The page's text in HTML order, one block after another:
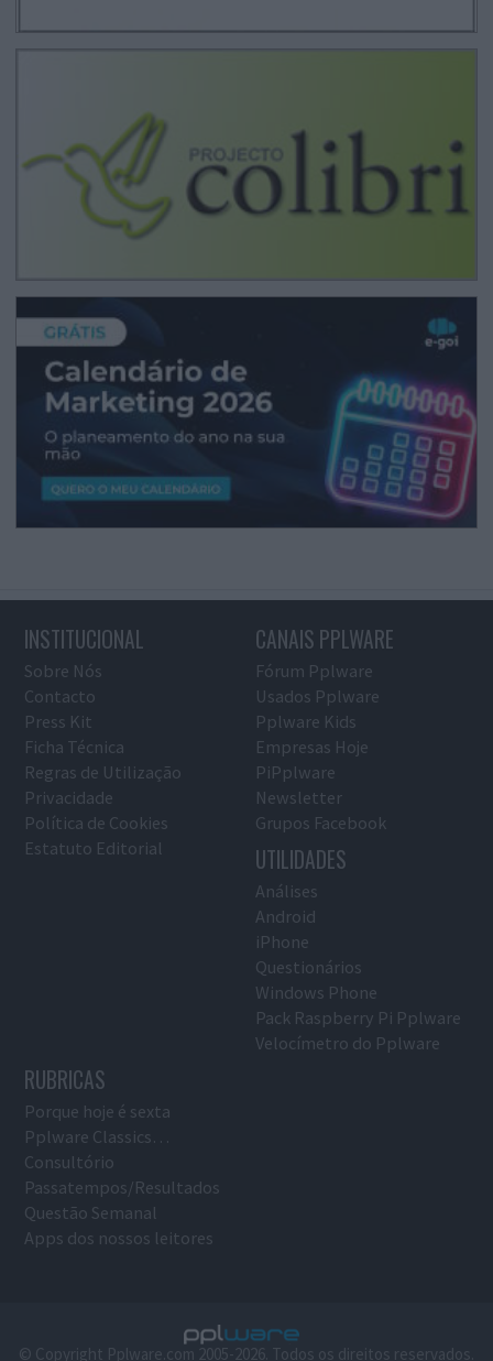
INSTITUCIONAL
Sobre Nós
Contacto
Press Kit
Ficha Técnica
Regras de Utilização
Privacidade
Política de Cookies
Estatuto Editorial
CANAIS PPLWARE
Fórum Pplware
Usados Pplware
Pplware Kids
Empresas Hoje
PiPplware
Newsletter
Grupos Facebook
UTILIDADES
Análises
Android
iPhone
Questionários
Windows Phone
Pack Raspberry Pi Pplware
Velocímetro do Pplware
RUBRICAS
Porque hoje é sexta
Pplware Classics…
Consultório
Passatempos/Resultados
Questão Semanal
Apps dos nossos leitores
© Copyright Pplware.com 2005-2026. Todos os direitos reservados.